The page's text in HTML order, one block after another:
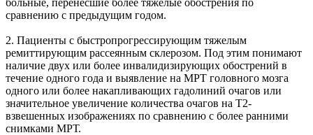
сравнению с предыдущим годом.
2. Пациенты с быстропрогрессирующим тяжелым
ремиттирующим рассеянным склерозом. Под этим понимают
наличие двух или более инвалидизирующих обострений в
течение одного года и выявление на МРТ головного мозга
одного или более накапливающих гадолиний очагов или
значительное увеличение количества очагов на T2-
взвешенных изображениях по сравнению с более ранними
снимками МРТ.